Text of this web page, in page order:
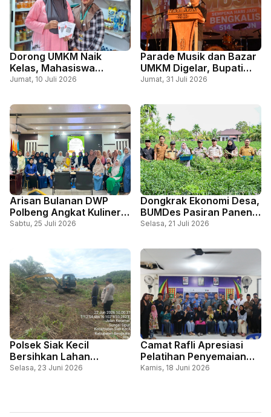
Dorong UMKM Naik
Kelas, Mahasiswa
KUKERTA UNRI 2026
QRIS di Desa Kelapapati
Jumat, 10 Juli 2026
Parade Musik dan Bazar
UMKM Digelar, Bupati
Bengkalis Harapkan Jadi
Penggerak Ekonomi
Jumat, 31 Juli 2026
Arisan Bulanan DWP
Polbeng Angkat Kuliner
Tradisional Bolu Misbah,
Melayu Bengkalis
Sabtu, 25 Juli 2026
Dongkrak Ekonomi Desa,
BUMDes Pasiran Panen
1,5 Ton Cabai Bersama
Selasa, 21 Juli 2026
Polsek Siak Kecil
Bersihkan Lahan
Ketahanan Pangan,
Selasa, 23 Juni 2026
Camat Rafli Apresiasi
Pelatihan Penyemaian
dan Pembibitan Kopi
Kamis, 18 Juni 2026